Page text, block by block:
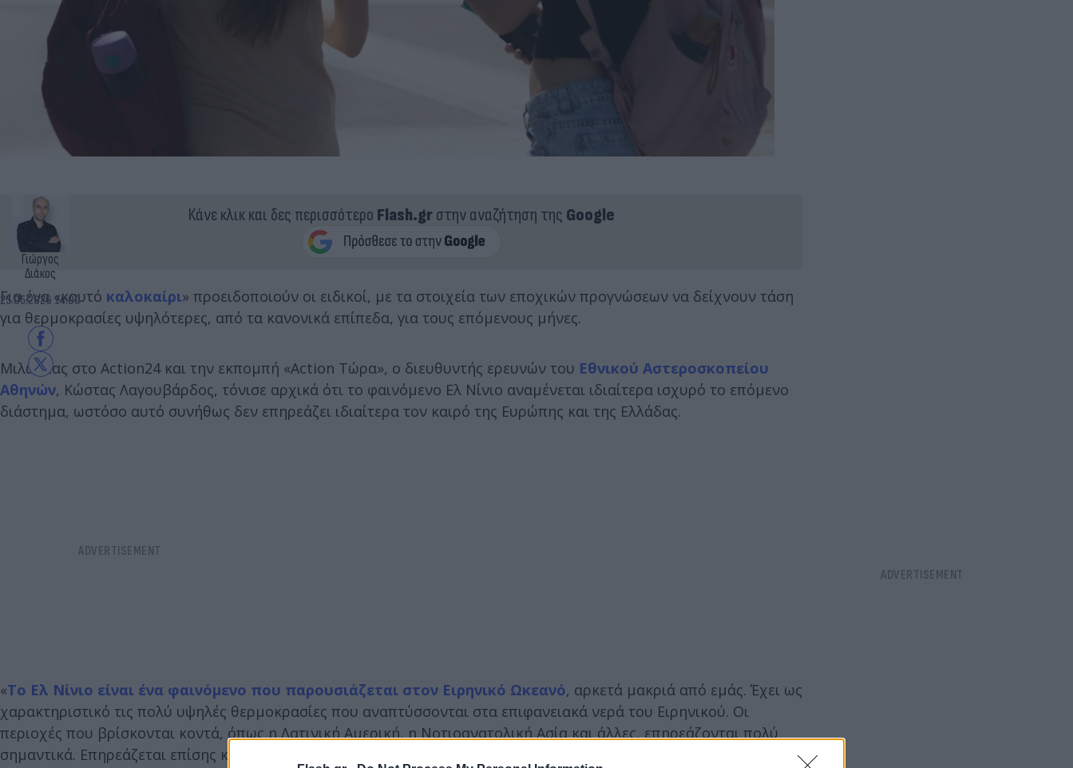
Γιώργος
Διάκος
25.05.2026 14:00
Κάνε κλικ και δες περισσότερο Flash.grστην αναζήτηση της Google
Για ένα «καυτό καλοκαίρι» προειδοποιούν οι ειδικοί, με τα στοιχεία των εποχικών προγνώσεων να δείχνουν τάση
για θερμοκρασίες υψηλότερες, από τα κανονικά επίπεδα, για τους επόμενους μήνες.
Μιλώντας στο Action24 και την εκπομπή «Action Τώρα», ο διευθυντής ερευνών του Εθνικού Αστεροσκοπείου
Αθηνών, Κώστας Λαγουβάρδος, τόνισε αρχικά ότι το φαινόμενο Ελ Νίνιο αναμένεται ιδιαίτερα ισχυρό το επόμενο
διάστημα, ωστόσο αυτό συνήθως δεν επηρεάζει ιδιαίτερα τον καιρό της Ευρώπης και της Ελλάδας.
«Το Ελ Νίνιο είναι ένα φαινόμενο που παρουσιάζεται στον Ειρηνικό Ωκεανό, αρκετά μακριά από εμάς. Έχει ως
χαρακτηριστικό τις πολύ υψηλές θερμοκρασίες που αναπτύσσονται στα επιφανειακά νερά του Ειρηνικού. Οι
περιοχές που βρίσκονται κοντά, όπως η Λατινική Αμερική, η Νοτιοανατολική Ασία και άλλες, επηρεάζονται πολύ
σημαντικά. Επηρεάζεται επίσης και η περιοχή της Βόρειας Αμερικής», εξήγησε ο Κώστας Λαγουβάρδος.